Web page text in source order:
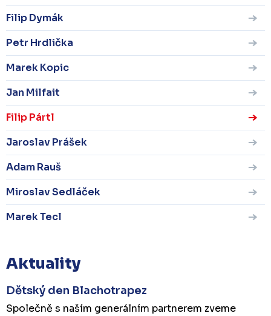
Filip Dymák
Petr Hrdlička
Marek Kopic
Jan Milfait
Filip Pártl
Jaroslav Prášek
Adam Rauš
Miroslav Sedláček
Marek Tecl
Aktuality
Dětský den Blachotrapez
Společně s naším generálním partnerem zveme